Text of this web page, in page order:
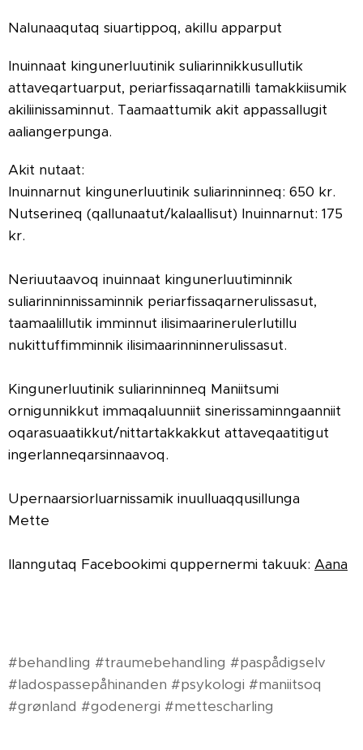
Nalunaaqutaq siuartippoq, akillu apparput
Inuinnaat kingunerluutinik suliarinnikkusullutik
attaveqartuarput, periarfissaqarnatilli tamakkiisumik
akiliinissaminnut. Taamaattumik akit appassallugit
aaliangerpunga.
Akit nutaat:
Inuinnarnut kingunerluutinik suliarinninneq: 650 kr.
Nutserineq (qallunaatut/kalaallisut) Inuinnarnut: 175
kr.
Neriuutaavoq inuinnaat kingunerluutiminnik
suliarinninnissaminnik periarfissaqarnerulissasut,
taamaalillutik imminnut ilisimaarinerulerlutillu
nukittuffimminnik ilisimaarinninnerulissasut.
Kingunerluutinik suliarinninneq Maniitsumi
ornigunnikkut immaqaluunniit sinerissaminngaanniit
oqarasuaatikkut/nittartakkakkut attaveqaatitigut
ingerlanneqarsinnaavoq.
Upernaarsiorluarnissamik inuulluaqqusillunga
Mette
Ilanngutaq Facebookimi quppernermi takuuk: Aana
#behandling #traumebehandling #paspådigselv
#ladospassepåhinanden #psykologi #maniitsoq
#grønland #godenergi #mettescharling